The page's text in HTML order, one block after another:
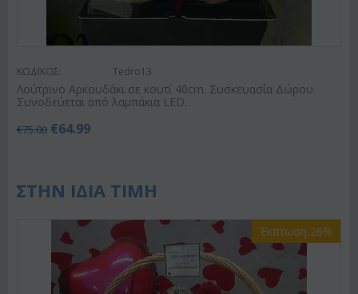
ΚΩΔΙΚΟΣ: Tedro13
Λούτρινο Αρκουδάκι σε κουτί 40cm. Συσκευασία Δώρου.
Συνοδεύεται από λαμπάκια LED.
€75.00 €64.99
ΣΤΗΝ ΙΔΙΑ ΤΙΜΗ
Έκπτωση 26%